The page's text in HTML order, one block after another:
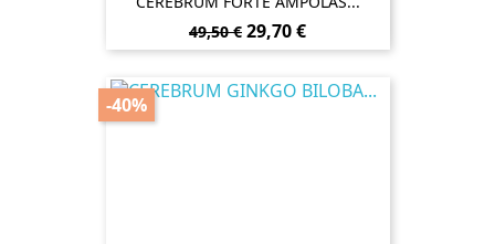
Preço
normal
49,50 € Preço
29,70 €
-40%